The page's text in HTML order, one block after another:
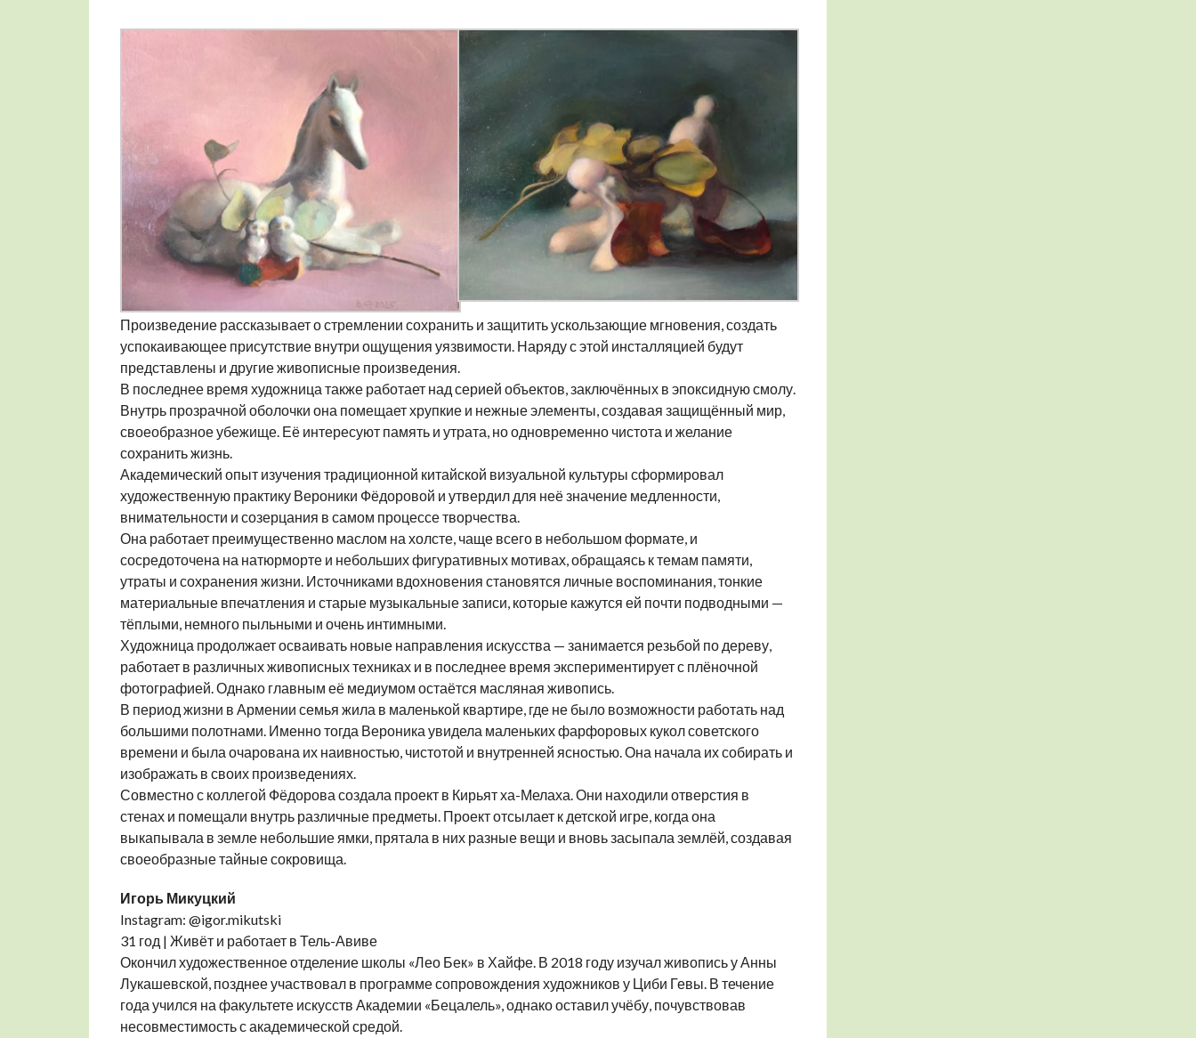
Произведение рассказывает о стремлении сохранить и защитить ускользающие мгновения, создать
успокаивающее присутствие внутри ощущения уязвимости. Наряду с этой инсталляцией будут
представлены и другие живописные произведения.
В последнее время художница также работает над серией объектов, заключённых в эпоксидную смолу.
Внутрь прозрачной оболочки она помещает хрупкие и нежные элементы, создавая защищённый мир,
своеобразное убежище. Её интересуют память и утрата, но одновременно чистота и желание
сохранить жизнь.
Академический опыт изучения традиционной китайской визуальной культуры сформировал
художественную практику Вероники Фёдоровой и утвердил для неё значение медленности,
внимательности и созерцания в самом процессе творчества.
Она работает преимущественно маслом на холсте, чаще всего в небольшом формате, и
сосредоточена на натюрморте и небольших фигуративных мотивах, обращаясь к темам памяти,
утраты и сохранения жизни. Источниками вдохновения становятся личные воспоминания, тонкие
материальные впечатления и старые музыкальные записи, которые кажутся ей почти подводными —
тёплыми, немного пыльными и очень интимными.
Художница продолжает осваивать новые направления искусства — занимается резьбой по дереву,
работает в различных живописных техниках и в последнее время экспериментирует с плёночной
фотографией. Однако главным её медиумом остаётся масляная живопись.
В период жизни в Армении семья жила в маленькой квартире, где не было возможности работать над
большими полотнами. Именно тогда Вероника увидела маленьких фарфоровых кукол советского
времени и была очарована их наивностью, чистотой и внутренней ясностью. Она начала их собирать и
изображать в своих произведениях.
Совместно с коллегой Фёдорова создала проект в Кирьят ха-Мелаха. Они находили отверстия в
стенах и помещали внутрь различные предметы. Проект отсылает к детской игре, когда она
выкапывала в земле небольшие ямки, прятала в них разные вещи и вновь засыпала землёй, создавая
своеобразные тайные сокровища.
Игорь Микуцкий
Instagram: @igor.mikutski
31 год | Живёт и работает в Тель-Авиве
Окончил художественное отделение школы «Лео Бек» в Хайфе. В 2018 году изучал живопись у Анны
Лукашевской, позднее участвовал в программе сопровождения художников у Циби Гевы. В течение
года учился на факультете искусств Академии «Бецалель», однако оставил учёбу, почувствовав
несовместимость с академической средой.